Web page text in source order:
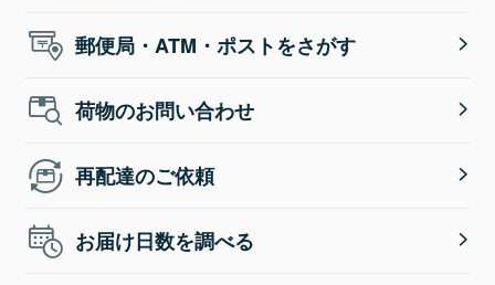
郵便局・ATM・ポストをさがす
荷物のお問い合わせ
再配達のご依頼
お届け日数を調べる